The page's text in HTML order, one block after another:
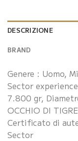
DESCRIZIONE
BRAND
Genere : Uomo,
Sector
7.800 gr,
OCCHIO DI
Certificato di
Sector